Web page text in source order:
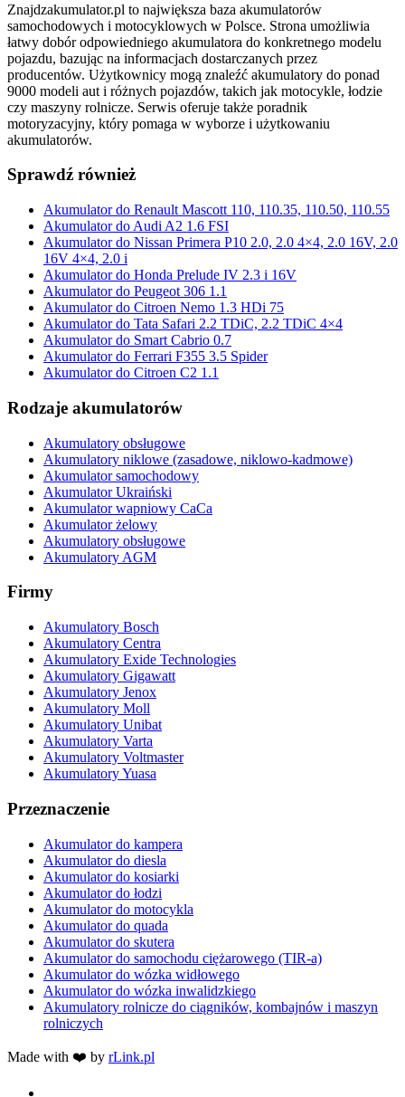
Znajdzakumulator.pl to największa baza akumulatorów
samochodowych i motocyklowych w Polsce. Strona umożliwia
łatwy dobór odpowiedniego akumulatora do konkretnego modelu
pojazdu, bazując na informacjach dostarczanych przez
producentów. Użytkownicy mogą znaleźć akumulatory do ponad
9000 modeli aut i różnych pojazdów, takich jak motocykle, łodzie
czy maszyny rolnicze. Serwis oferuje także poradnik
motoryzacyjny, który pomaga w wyborze i użytkowaniu
akumulatorów.
Sprawdź również
Akumulator do Renault Mascott 110, 110.35, 110.50, 110.55
Akumulator do Audi A2 1.6 FSI
Akumulator do Nissan Primera P10 2.0, 2.0 4×4, 2.0 16V, 2.0
16V 4×4, 2.0 i
Akumulator do Honda Prelude IV 2.3 i 16V
Akumulator do Peugeot 306 1.1
Akumulator do Citroen Nemo 1.3 HDi 75
Akumulator do Tata Safari 2.2 TDiC, 2.2 TDiC 4×4
Akumulator do Smart Cabrio 0.7
Akumulator do Ferrari F355 3.5 Spider
Akumulator do Citroen C2 1.1
Rodzaje akumulatorów
Akumulatory obsługowe
Akumulatory niklowe (zasadowe, niklowo-kadmowe)
Akumulator samochodowy
Akumulator Ukraiński
Akumulator wapniowy CaCa
Akumulator żelowy
Akumulatory obsługowe
Akumulatory AGM
Firmy
Akumulatory Bosch
Akumulatory Centra
Akumulatory Exide Technologies
Akumulatory Gigawatt
Akumulatory Jenox
Akumulatory Moll
Akumulatory Unibat
Akumulatory Varta
Akumulatory Voltmaster
Akumulatory Yuasa
Przeznaczenie
Akumulator do kampera
Akumulator do diesla
Akumulator do kosiarki
Akumulator do łodzi
Akumulator do motocykla
Akumulator do quada
Akumulator do skutera
Akumulator do samochodu ciężarowego (TIR-a)
Akumulator do wózka widłowego
Akumulator do wózka inwalidzkiego
Akumulatory rolnicze do ciągników, kombajnów i maszyn
rolniczych
Made with ❤️ by rLink.pl